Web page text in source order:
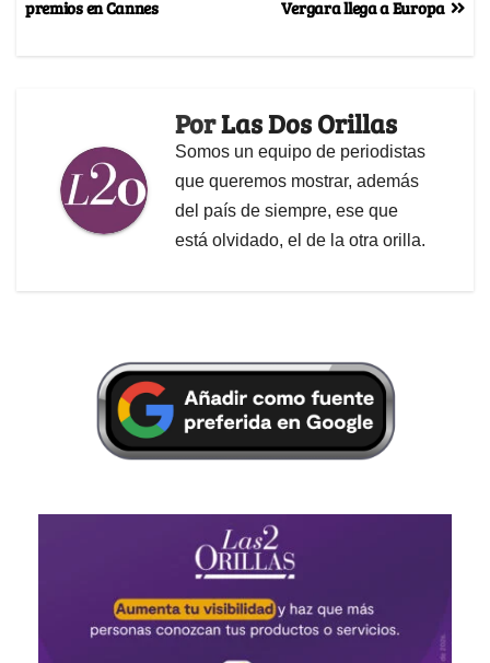
Vergara llega a Europa
premios en Cannes
PorLas Dos Orillas
Somos un equipo de periodistas
que queremos mostrar, además
del país de siempre, ese que
está olvidado, el de la otra orilla.